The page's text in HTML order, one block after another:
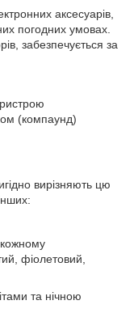
аксесуарів,
погодних умовах.
забезпечується за
(компаунд)
вирізняють цю
фіолетовий,
та нічною